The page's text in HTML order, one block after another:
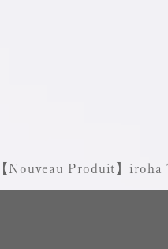
【Nouveau Produit】